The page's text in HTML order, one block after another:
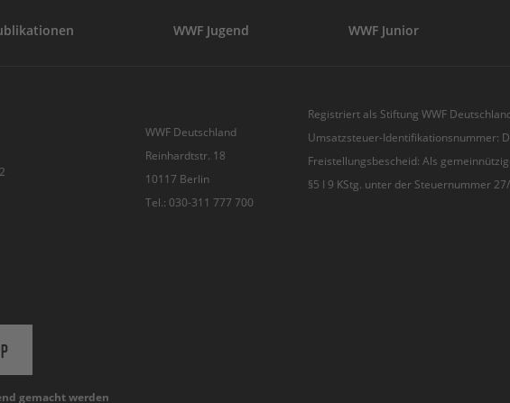
WWF Jugend WWF Junior
WWF Deutschland
Reinhardtstr. 18
10117 Berlin
Tel.: 030-311 777 700
gemacht werden
Registriert als Stiftung WWF
Umsatzsteuer-Identifikationsnummer:
Freistellungsbescheid: Als
§5 I 9 KStg. unter der Steuernummer